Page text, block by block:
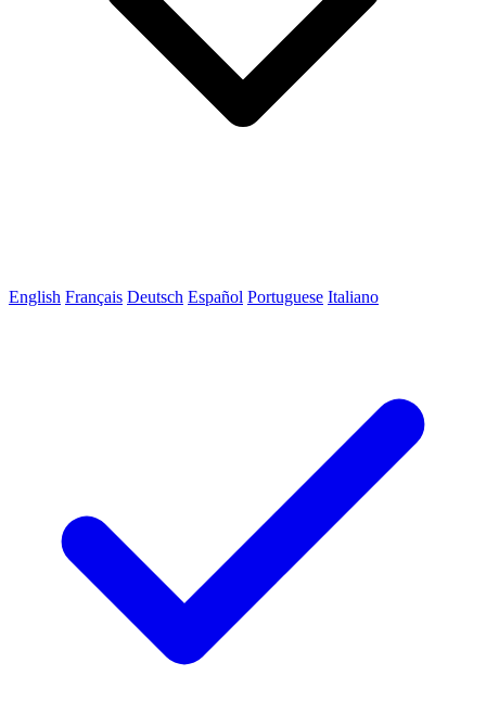
English Français Deutsch Español Portuguese Italiano